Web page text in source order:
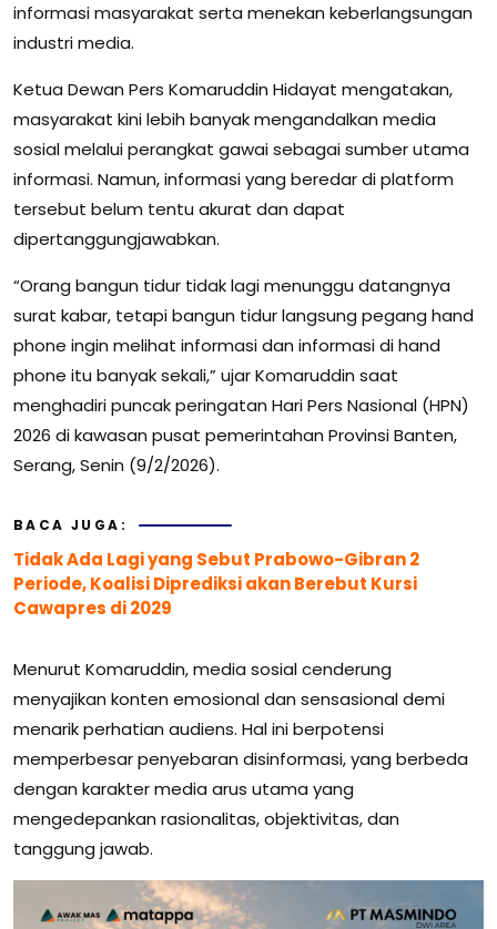
informasi masyarakat serta menekan keberlangsungan
industri media.
Ketua Dewan Pers Komaruddin Hidayat mengatakan,
masyarakat kini lebih banyak mengandalkan media
sosial melalui perangkat gawai sebagai sumber utama
informasi. Namun, informasi yang beredar di platform
tersebut belum tentu akurat dan dapat
dipertanggungjawabkan.
“Orang bangun tidur tidak lagi menunggu datangnya
surat kabar, tetapi bangun tidur langsung pegang hand
phone ingin melihat informasi dan informasi di hand
phone itu banyak sekali,” ujar Komaruddin saat
menghadiri puncak peringatan Hari Pers Nasional (HPN)
2026 di kawasan pusat pemerintahan Provinsi Banten,
Serang, Senin (9/2/2026).
BACA JUGA:
Tidak Ada Lagi yang Sebut Prabowo-Gibran 2
Periode, Koalisi Diprediksi akan Berebut Kursi
Cawapres di 2029
Menurut Komaruddin, media sosial cenderung
menyajikan konten emosional dan sensasional demi
menarik perhatian audiens. Hal ini berpotensi
memperbesar penyebaran disinformasi, yang berbeda
dengan karakter media arus utama yang
mengedepankan rasionalitas, objektivitas, dan
tanggung jawab.